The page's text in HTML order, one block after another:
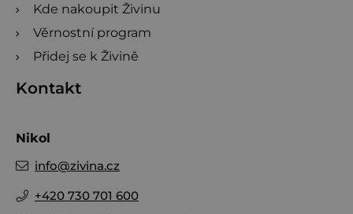
Kde nakoupit Živinu
Věrnostní program
Přidej se k Živině
Kontakt
Nikol
info@zivina.cz
+420 730 701 600